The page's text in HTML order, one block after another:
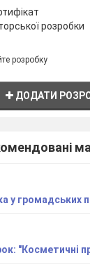
розробки
розробку
ДОДАТИ
у громадських
"Косметичні